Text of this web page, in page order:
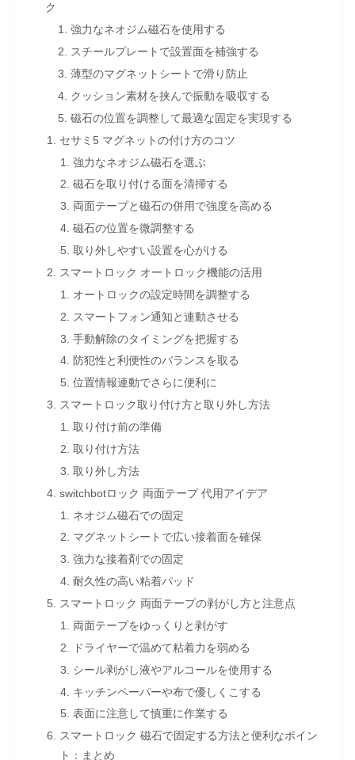
ク
強力なネオジム磁石を使用する
スチールプレートで設置面を補強する
薄型のマグネットシートで滑り防止
クッション素材を挟んで振動を吸収する
磁石の位置を調整して最適な固定を実現する
セサミ5 マグネットの付け方のコツ
強力なネオジム磁石を選ぶ
磁石を取り付ける面を清掃する
両面テープと磁石の併用で強度を高める
磁石の位置を微調整する
取り外しやすい設置を心がける
スマートロック オートロック機能の活用
オートロックの設定時間を調整する
スマートフォン通知と連動させる
手動解除のタイミングを把握する
防犯性と利便性のバランスを取る
位置情報連動でさらに便利に
スマートロック取り付け方と取り外し方法
取り付け前の準備
取り付け方法
取り外し方法
switchbotロック 両面テープ 代用アイデア
ネオジム磁石での固定
マグネットシートで広い接着面を確保
強力な接着剤での固定
耐久性の高い粘着パッド
スマートロック 両面テープの剥がし方と注意点
両面テープをゆっくりと剥がす
ドライヤーで温めて粘着力を弱める
シール剥がし液やアルコールを使用する
キッチンペーパーや布で優しくこする
表面に注意して慎重に作業する
スマートロック 磁石で固定する方法と便利なポイン
ト：まとめ